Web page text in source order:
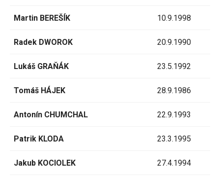
Martin BEREŠÍK 10.9.1998
Radek DWOROK 20.9.1990
Lukáš GRAŇÁK 23.5.1992
Tomáš HÁJEK 28.9.1986
Antonín CHUMCHAL 22.9.1993
Patrik KLODA 23.3.1995
Jakub KOCIOLEK 27.4.1994